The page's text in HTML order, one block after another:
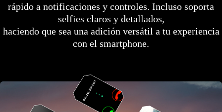
rápido a notificaciones y controles. Incluso soporta
selfies claros y detallados,
haciendo que sea una adición versátil a tu experiencia
con el smartphone.